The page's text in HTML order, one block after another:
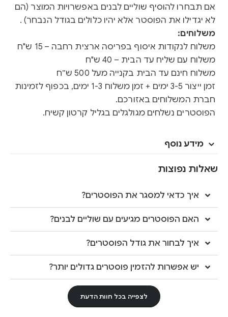
אם תבחרו להוסיף שוליים לבנים באפשרויות המוצר (הם
לא יגדילו את הפוסטר אלא יהיו כלולים בגודל הנבחר) .
משלוחים:
משלוח לנקודות איסוף בפריסה ארצית רחבה – 15 ש"ח
משלוח עם שליח עד הבית – 40 ש"ח
משלוח חינם עד הבית בקנייה מעל 500 ש״ח
זמן ייצור 3-5 ימים + זמן משלוח 1-3 ימים, בכפוף לזמינות
חברת המשלוחים באזורכם.
הפוסטרים נשלחים מגולגלים בגליל קרטון קשיח.
מידע נוסף
שאלות נפוצות
איך כדאי למסגר את הפוסטרים?
האם הפוסטרים מגיעים עם שוליים לבנים?
איך לבחור את גודל הפוסטרים?
יש אפשרות להזמין פוסטרים גדולים יותר?
לצפייה בכל חוות הדעת